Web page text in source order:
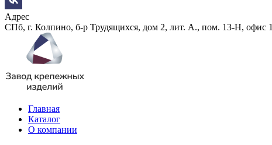
Адрес
СПб, г. Колпино, б-р Трудящихся, дом 2, лит. А., пом. 13-Н, офис 1
Главная
Каталог
О компании